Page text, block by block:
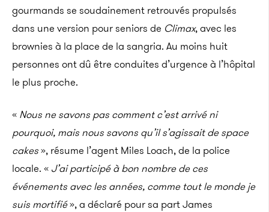
gourmands se soudainement retrouvés propulsés
dans une version pour seniors de Climax, avec les
brownies à la place de la sangria. Au moins huit
personnes ont dû être conduites d’urgence à l’hôpital
le plus proche.
« Nous ne savons pas comment c’est arrivé ni
pourquoi, mais nous savons qu’il s’agissait de space
cakes», résume l’agent Miles Loach, de la police
locale. « J’ai participé à bon nombre de ces
événements avec les années, comme tout le monde je
suis mortifié», a déclaré pour sa part James